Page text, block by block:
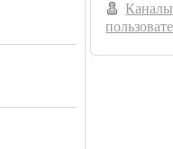
Каналы